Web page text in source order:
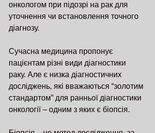
онкологом при підозрі на рак для
уточнення чи встановлення точного
діагнозу.
Сучасна медицина пропонує
пацієнтам різні види діагностики
раку. Але є низка діагностичних
досліджень, які вважаються “золотим
стандартом” для ранньої діагностики
онкології – одним з яких є біопсія.